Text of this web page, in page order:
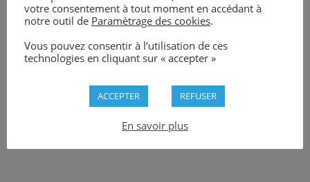
médicale lorsque celle-ci est
nécessaire.
votre consentement à tout moment en accédant à
notre outil de Paramètrage des cookies.
Vous pouvez consentir à l’utilisation de ces
technologies en cliquant sur « accepter »
ACCEPTER REFUSER
En savoir plus